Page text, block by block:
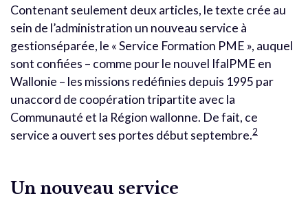
Contenant seulement deux articles, le texte crée au
sein de l’administration un nouveau service à
gestionséparée, le « Service Formation PME », auquel
sont confiées – comme pour le nouvel IfalPME en
Wallonie – les missions redéfinies depuis 1995 par
unaccord de coopération tripartite avec la
Communauté et la Région wallonne. De fait, ce
service a ouvert ses portes début septembre.2
Un nouveau service